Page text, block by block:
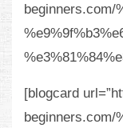
beginners.com/
[blogcard
beginners.com/